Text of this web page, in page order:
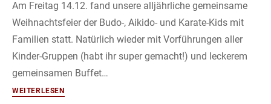
Am Freitag 14.12. fand unsere alljährliche gemeinsame
Weihnachtsfeier der Budo-, Aikido- und Karate-Kids mit
Familien statt. Natürlich wieder mit Vorführungen aller
Kinder-Gruppen (habt ihr super gemacht!) und leckerem
gemeinsamen Buffet…
WEITERLESENKinder